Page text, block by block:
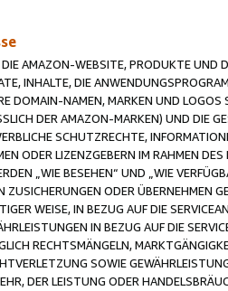
AMAZON-WEBSITE, PRODUKTE UND
INHALTE, DIE
DOMAIN-NAMEN, MARKEN UND
DER AMAZON-MARKEN) UND DIE
SCHUTZRECHTE,
ODER LIZENZGEBERN IM RAHMEN
„WIE BESEHEN“ UND „WIE
ZUSICHERUNGEN ODER ÜBERNEHMEN
WEISE, IN BEZUG AUF DIE
IN BEZUG AUF DIE
RECHTSMÄNGELN,
SOWIE
DER LEISTUNG ODER